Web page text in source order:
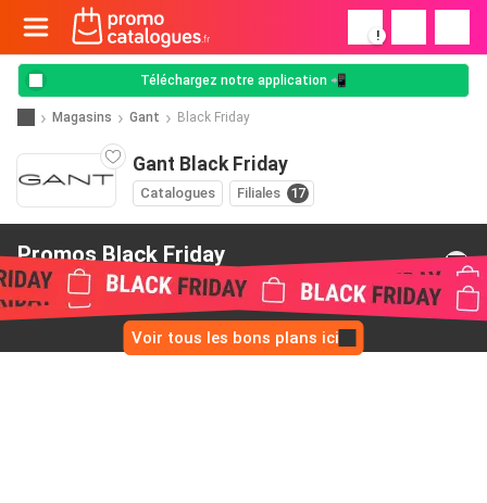
!
Téléchargez notre application 📲
Magasins Gant Black Friday
Gant Black Friday
Catalogues Filiales 17
Promos Black Friday
de Gant
Voir tous les bons plans ici